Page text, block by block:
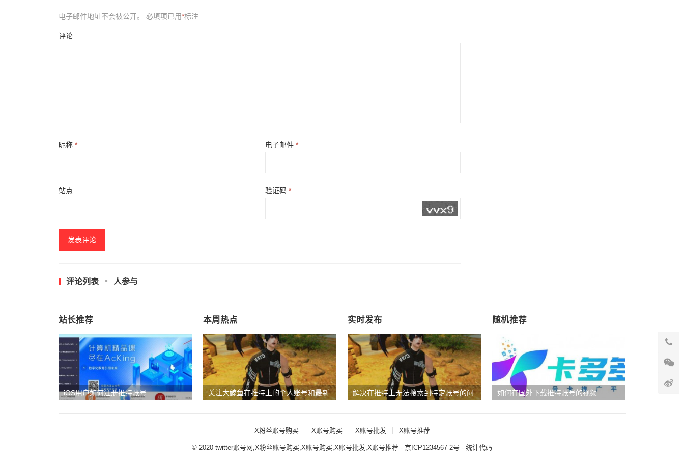
电子邮件地址不会被公开。 必填项已用*标注
评论
昵称 * 电子邮件*
站点 验证码*
评论列表 人参与
站长推荐
iOS用户如何注册推特账号
本周热点
关注大鲸鱼在推特上的个人账号和最新
实时发布
解决在推特上无法搜索到特定账号的问
随机推荐
如何在国外下载推特账号的视频
X粉丝账号购买 X账号购买 X账号批发 X账号推荐
© 2020 twitter账号网,X粉丝账号购买,X账号购买,X账号批发,X账号推荐 - 京ICP1234567-2号 - 统计代码